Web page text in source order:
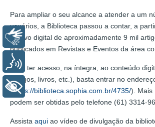
Para ampliar o seu alcance a atender a um
usuários, a Biblioteca passou a contar, a
acervo digital de aproximadamente 9 mil
publicados em Revistas e Eventos da área
Para ter acesso, na íntegra, ao conteúdo
(artigos, livros, etc.), basta entrar no
(https://biblioteca.sophia.com.br/4735/). Mais
podem ser obtidas pelo telefone (61) 3314-
Assista aqui ao vídeo de divulgação da
Libras
+ Acessibilidade